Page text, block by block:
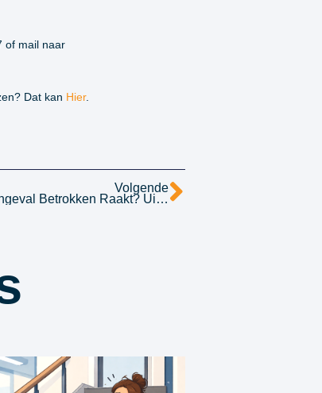
of mail naar
Dat kan Hier.
Volgende
Wat Als Jouw Kind Bij Een Verkeersongeval Betrokken Raakt? Uitleg Over Artikel 185 WVW En Schadevergoeding.